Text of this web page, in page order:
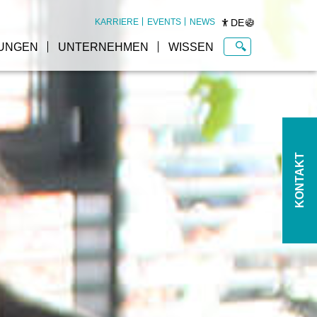
KARRIERE EVENTS NEWS DE
UNTERNEHMEN WISSEN
KONTAKT